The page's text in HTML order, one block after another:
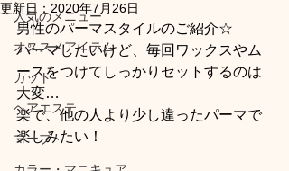
人気のメニュー
オススメアイテム
カット
ヘアエステ
マーブ
更新日： 2020年7月26日
男性のパーマスタイルのご紹介☆
パーマしたいけど、毎回ワックスやム
ースをつけてしっかりセットするのは
大変…
楽で、他の人より少し違ったパーマで
楽しみたい！